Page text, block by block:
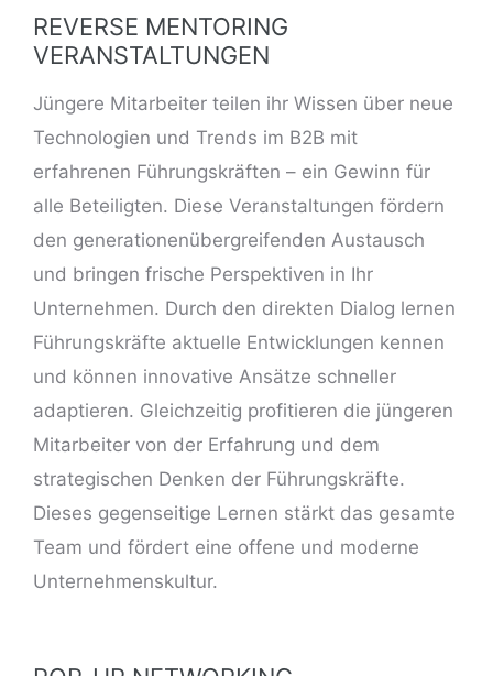
REVERSE MENTORING
VERANSTALTUNGEN
Jüngere Mitarbeiter teilen ihr Wissen über neue
Technologien und Trends im B2B mit
erfahrenen Führungskräften – ein Gewinn für
alle Beteiligten. Diese Veranstaltungen fördern
den generationenübergreifenden Austausch
und bringen frische Perspektiven in Ihr
Unternehmen. Durch den direkten Dialog lernen
Führungskräfte aktuelle Entwicklungen kennen
und können innovative Ansätze schneller
adaptieren. Gleichzeitig profitieren die jüngeren
Mitarbeiter von der Erfahrung und dem
strategischen Denken der Führungskräfte.
Dieses gegenseitige Lernen stärkt das gesamte
Team und fördert eine offene und moderne
Unternehmenskultur.